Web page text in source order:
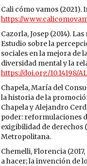
Cali cómo vamos (2021).
https://
Cazorla, Josep (2014).
Estudio sobre la
sociales en la mejora de
diversidad mental y la
https://doi.org/10.14198/
Chapela, María del
la historia de la
Chapela y Alejandro
poder: reformulaciones
exigibilidad de derechos
Metropolitana.
Chemelli, Florencia
a hacer; la invención de